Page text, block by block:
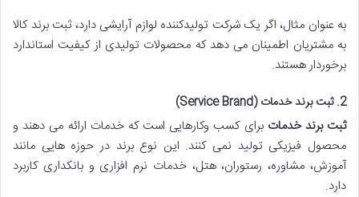
به عنوان مثال، اگر یک شرکت تولیدکننده لوازم آرایشی دارد، ثبت برند کالا
به مشتریان اطمینان می دهد که محصولات تولیدی از کیفیت استاندارد
برخوردار هستند.
2. ثبت برند خدمات (Service Brand)
ثبت برند خدمات برای کسب وکارهایی است که خدمات ارائه می دهند و
محصول فیزیکی تولید نمی کنند. این نوع برند در حوزه هایی مانند
آموزش، مشاوره، رستوران، هتل، خدمات نرم افزاری و بانکداری کاربرد
دارد.